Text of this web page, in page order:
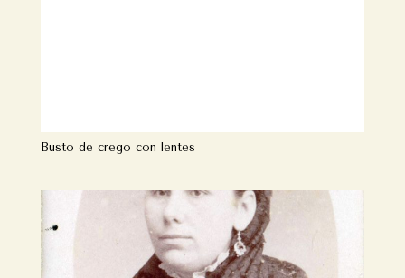
Busto de crego con lentes